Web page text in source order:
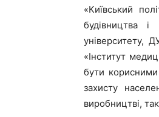
«Київський
будівництва і
університету,
«Інститут
бути
захисту
виробництві,